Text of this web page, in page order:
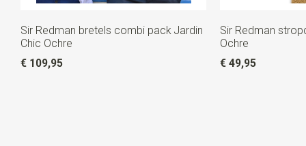
Sir Redman bretels combi pack Jardin
Chic Ochre
€ 109,95
Sir Redman
Ochre
€ 49,95